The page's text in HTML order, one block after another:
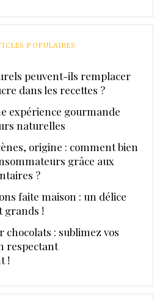
POPULAIRES
peuvent-ils remplacer
dans les recettes ?
expérience gourmande
naturelles
origine : comment bien
grâce aux
?
faite maison : un délice
grands !
chocolats : sublimez vos
respectant
!